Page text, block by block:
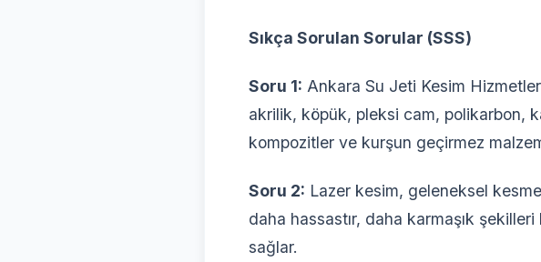
Sıkça Sorulan Sorular (SSS)
Soru 1: Ankara Su Jeti Kesim
akrilik, köpük, pleksi cam, polikarbon,
kompozitler ve kurşun geçirmez
Soru 2: Lazer kesim, geleneksel
daha hassastır, daha karmaşık
sağlar.